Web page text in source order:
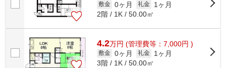
敷金 0ヶ月 礼金
1ヶ月
2階 / 1K / 50.00㎡
4.2万円 (管理費等：7,000円 )
敷金 0ヶ月 礼金
1ヶ月
3階 / 1K / 50.00㎡